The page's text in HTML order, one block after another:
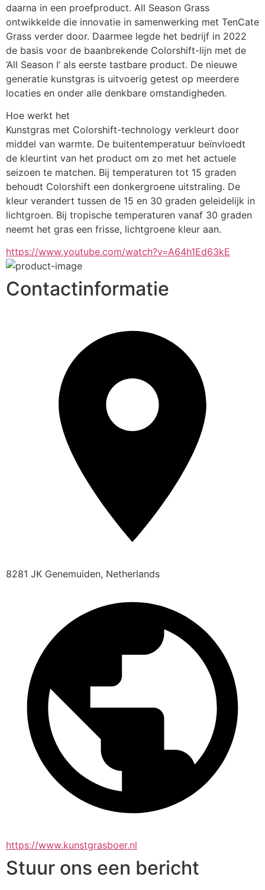
daarna in een proefproduct. All Season Grass
ontwikkelde die innovatie in samenwerking met TenCate
Grass verder door. Daarmee legde het bedrijf in 2022
de basis voor de baanbrekende Colorshift-lijn met de
‘All Season I’ als eerste tastbare product. De nieuwe
generatie kunstgras is uitvoerig getest op meerdere
locaties en onder alle denkbare omstandigheden.
Hoe werkt het
Kunstgras met Colorshift-technology verkleurt door
middel van warmte. De buitentemperatuur beïnvloedt
de kleurtint van het product om zo met het actuele
seizoen te matchen. Bij temperaturen tot 15 graden
behoudt Colorshift een donkergroene uitstraling. De
kleur verandert tussen de 15 en 30 graden geleidelijk in
lichtgroen. Bij tropische temperaturen vanaf 30 graden
neemt het gras een frisse, lichtgroene kleur aan.
https://www.youtube.com/watch?v=A64h1Ed63kE
Contactinformatie
8281 JK Genemuiden, Netherlands
https://www.kunstgrasboer.nl
Stuur ons een bericht